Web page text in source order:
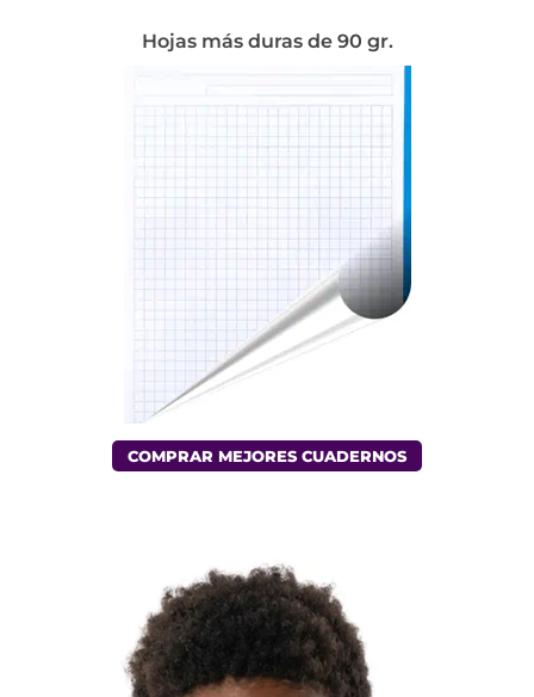
Hojas más duras de 90 gr.
COMPRAR MEJORES CUADERNOS